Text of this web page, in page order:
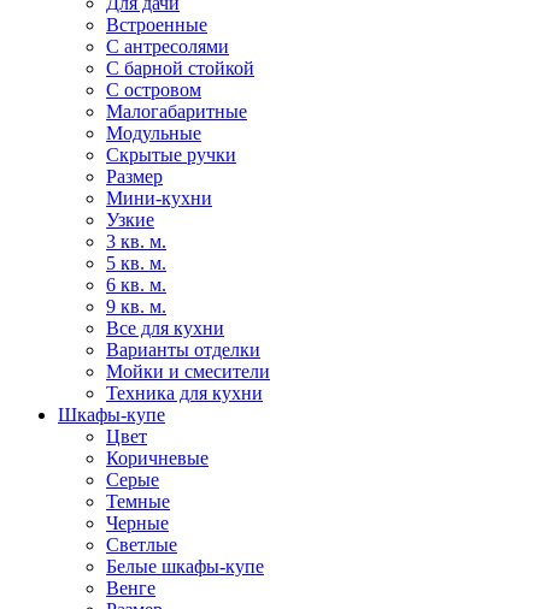
Встроенные
С антресолями
С барной стойкой
С островом
Малогабаритные
Модульные
Скрытые ручки
Размер
Мини-кухни
Узкие
3 кв. м.
5 кв. м.
6 кв. м.
9 кв. м.
Все для кухни
Варианты отделки
Мойки и смесители
Техника для кухни
Шкафы-купе
Цвет
Коричневые
Серые
Темные
Черные
Светлые
Белые шкафы-купе
Венге